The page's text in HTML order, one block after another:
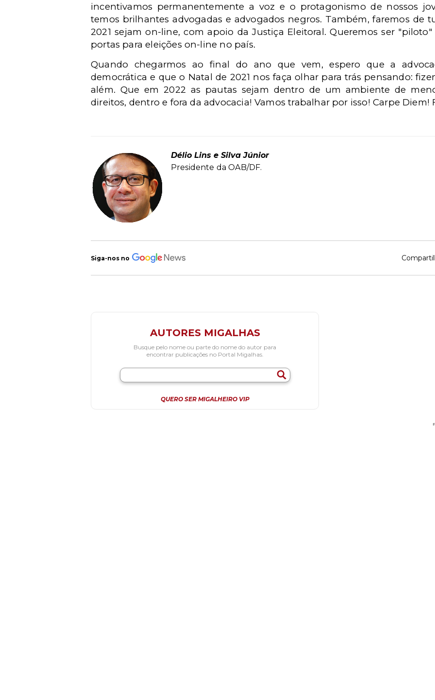
incentivamos permanentemente a voz e o protagonismo de nossos
temos brilhantes advogadas e advogados negros. Também, faremos de
2021 sejam on-line, com apoio da Justiça Eleitoral. Queremos ser
portas para eleições on-line no país.
Quando chegarmos ao final do ano que vem, espero que a
democrática e que o Natal de 2021 nos faça olhar para trás pensando:
além. Que em 2022 as pautas sejam dentro de um ambiente de
direitos, dentro e fora da advocacia! Vamos trabalhar por isso! Carpe Diem!
Délio Lins e Silva Júnior
Presidente da OAB/DF.
Siga-nos no
AUTORES MIGALHAS
Busque pelo nome ou parte do nome do autor para
encontrar publicações no Portal Migalhas.
QUERO SER MIGALHEIRO VIP